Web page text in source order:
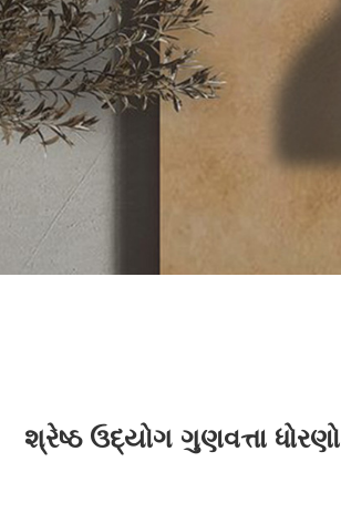
શ્રેષ્ઠ ઉદ્યોગ ગુણવત્તા ધોરણો